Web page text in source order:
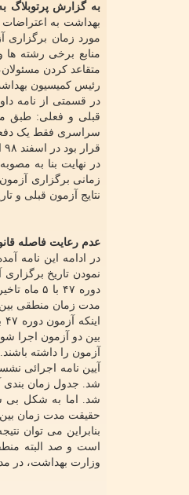
به گزارش پرتوبلاگ
بهداشت به
مورد زمان برگزاری
منابع برخی رشته
متقاعد کردن
رئیس کمیسیون
در قسمتی از نامه
سراسری فقط یک دفعه
قرار بود در اسفند ۹۸ اجرا شود.
نتایج آزمون قبلی و تاریخ
عدم رعایت فاصله
در ادامه این نامه
مدت زمان منطقی
بین دو آزمون اجرا
آزمون را داشته باشند.
حقیقت مدت زمان بین
است و صد البته
وزارت بهداشت، در مدت ۵ ماه از زمان اعلام منابع در صدد برگزاری